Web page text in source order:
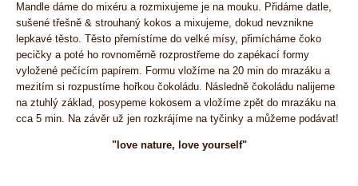
Mandle dáme do mixéru a rozmixujeme je na mouku. Přidáme datle,
sušené třešně & strouhaný kokos a mixujeme, dokud nevznikne
lepkavé těsto. Těsto přemístíme do velké mísy, přimícháme čoko
pecičky a poté ho rovnoměrně rozprostřeme do zapékací formy
vyložené pečícím papírem. Formu vložíme na 20 min do mrazáku a
mezitím si rozpustíme hořkou čokoládu. Následně čokoládu nalijeme
na ztuhlý základ, posypeme kokosem a vložíme zpět do mrazáku na
cca 5 min. Na závěr už jen rozkrájíme na tyčinky a můžeme podávat!
"love nature, love yourself"